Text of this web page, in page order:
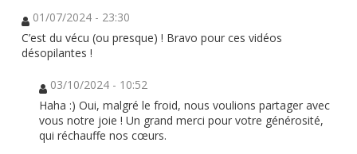
01/07/2024 - 23:30
C’est du vécu (ou presque) ! Bravo pour ces vidéos
désopilantes !
03/10/2024 - 10:52
Haha :) Oui, malgré le froid, nous voulions partager avec
vous notre joie ! Un grand merci pour votre générosité,
qui réchauffe nos cœurs.